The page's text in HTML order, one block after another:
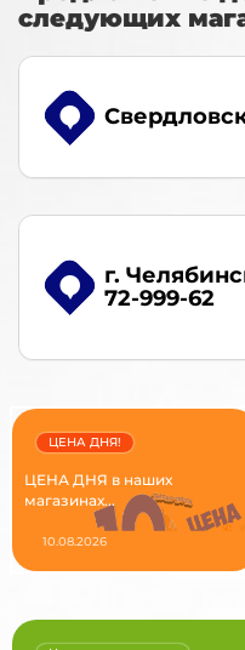
следующих
г.
72-999-62
ЦЕНА ДНЯ в наших
магазинах...
ЦЕНА ДНЯ!
10.08.2026